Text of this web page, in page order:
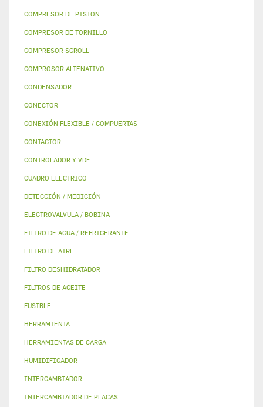
COMPRESOR DE PISTON
COMPRESOR DE TORNILLO
COMPRESOR SCROLL
COMPROSOR ALTENATIVO
CONDENSADOR
CONECTOR
CONEXIÓN FLEXIBLE / COMPUERTAS
CONTACTOR
CONTROLADOR Y VDF
CUADRO ELECTRICO
DETECCIÓN / MEDICIÓN
ELECTROVALVULA / BOBINA
FILTRO DE AGUA / REFRIGERANTE
FILTRO DE AIRE
FILTRO DESHIDRATADOR
FILTROS DE ACEITE
FUSIBLE
HERRAMIENTA
HERRAMIENTAS DE CARGA
HUMIDIFICADOR
INTERCAMBIADOR
INTERCAMBIADOR DE PLACAS